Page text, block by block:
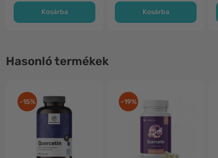
Kosárba Kosárba
Hasonló termékek
-15% -19%